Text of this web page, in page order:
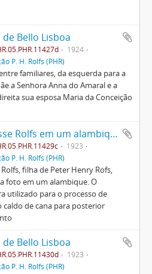
Bello Lisboa
1924
P. H. Rolfs (PHR)
familiares, da esquerda para a
a Senhora Anna do Amaral e a
sua esposa Maria da Conceição
Miss Clarisse Rolfs em um alambique
1923
P. H. Rolfs (PHR)
filha de Peter Henry Rofs,
foto em um alambique. O
utilizado para o processo de
caldo de cana para posterior
Bello Lisboa
1923
P. H. Rolfs (PHR)